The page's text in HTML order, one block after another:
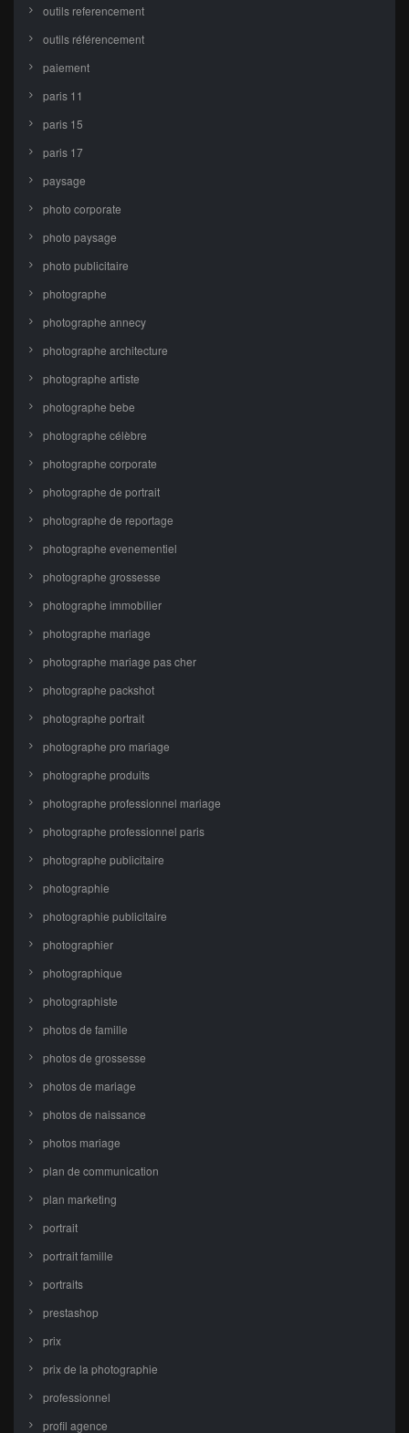
outils referencement
outils référencement
paiement
paris 11
paris 15
paris 17
paysage
photo corporate
photo paysage
photo publicitaire
photographe
photographe annecy
photographe architecture
photographe artiste
photographe bebe
photographe célèbre
photographe corporate
photographe de portrait
photographe de reportage
photographe evenementiel
photographe grossesse
photographe immobilier
photographe mariage
photographe mariage pas cher
photographe packshot
photographe portrait
photographe pro mariage
photographe produits
photographe professionnel mariage
photographe professionnel paris
photographe publicitaire
photographie
photographie publicitaire
photographier
photographique
photographiste
photos de famille
photos de grossesse
photos de mariage
photos de naissance
photos mariage
plan de communication
plan marketing
portrait
portrait famille
portraits
prestashop
prix
prix de la photographie
professionnel
profil agence